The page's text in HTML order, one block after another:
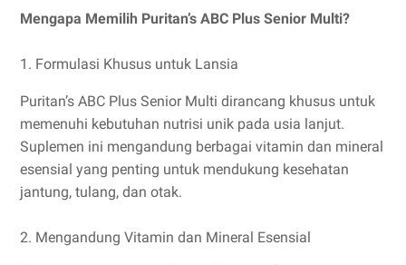
Mengapa Memilih Puritan’s ABC Plus Senior Multi?
1. Formulasi Khusus untuk Lansia
Puritan’s ABC Plus Senior Multi dirancang khusus untuk
memenuhi kebutuhan nutrisi unik pada usia lanjut.
Suplemen ini mengandung berbagai vitamin dan mineral
esensial yang penting untuk mendukung kesehatan
jantung, tulang, dan otak.
2. Mengandung Vitamin dan Mineral Esensial